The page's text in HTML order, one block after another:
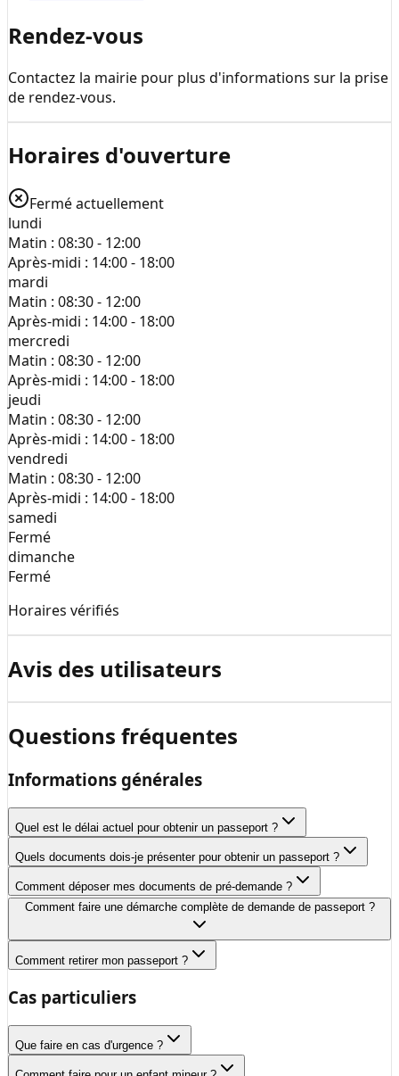
Rendez-vous
Contactez la mairie pour plus d'informations sur la prise
de rendez-vous.
Horaires d'ouverture
Fermé actuellement
lundi
Matin : 08:30 - 12:00
Après-midi : 14:00 - 18:00
mardi
Matin : 08:30 - 12:00
Après-midi : 14:00 - 18:00
mercredi
Matin : 08:30 - 12:00
Après-midi : 14:00 - 18:00
jeudi
Matin : 08:30 - 12:00
Après-midi : 14:00 - 18:00
vendredi
Matin : 08:30 - 12:00
Après-midi : 14:00 - 18:00
samedi
Fermé
dimanche
Fermé
Horaires vérifiés
Avis des utilisateurs
Questions fréquentes
Informations générales
Quel est le délai actuel pour obtenir un passeport ?
Quels documents dois-je présenter pour obtenir un passeport ?
Comment déposer mes documents de pré-demande ?
Comment faire une démarche complète de demande de passeport ?
Comment retirer mon passeport ?
Cas particuliers
Que faire en cas d'urgence ?